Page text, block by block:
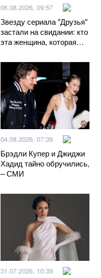
06.08.2026, 09:57
Звезду сериала "Друзья"
застали на свидании: кто
эта женщина, которая
Лебланом
04.08.2026, 07:39
Брэдли Купер и Джиджи
Хадид тайно обручились,
– СМИ
31.07.2026, 10:39